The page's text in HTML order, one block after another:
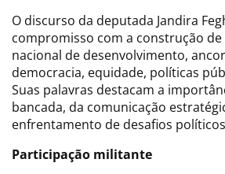
O discurso da deputada Jandira
compromisso com a construção
nacional de desenvolvimento,
democracia, equidade, políticas
Suas palavras destacam a
bancada, da comunicação
enfrentamento de desafios
Participação militante